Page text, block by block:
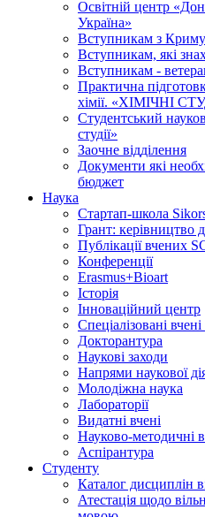
Освітній центр
Україна»
Вступникам з
Вступникам, які
Вступникам -
Практична
хімії. «ХІМІЧНІ
Студентський
студії»
Заочне відділення
Документи які
бюджет
Наука
Стартап-школа
Грант: керівництво
Публікації вчених
Конференції
Erasmus+Bioart
Історія
Інноваційний центр
Спеціалізовані
Докторантура
Наукові заходи
Напрями наукової
Молодіжна наука
Лабораторії
Видатні вчені
Науково-методичні
Аспірантура
Студенту
Каталог дисциплін
Атестація щодо